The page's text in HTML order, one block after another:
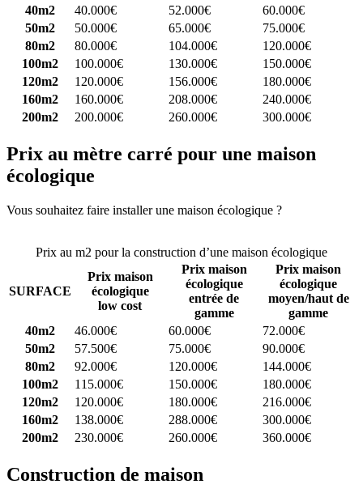
40m2
40.000€ 52.000€
60.000€
50m2
50.000€ 65.000€
75.000€
80m2
80.000€ 104.000€
120.000€
100m2
100.000€ 130.000€
150.000€
120m2
120.000€ 156.000€
180.000€
160m2
160.000€ 208.000€
240.000€
200m2
200.000€ 260.000€ 300.000€
Prix au mètre carré pour une maison
écologique
Vous souhaitez faire installer une maison écologique ?
Prix au m2 pour la construction d’une maison écologique
SURFACE
Prix maison
écologique
low cost
Prix maison
écologique
entrée de
gamme
Prix maison
écologique
moyen/haut de
gamme
40m2
46.000€ 60.000€
72.000€
50m2
57.500€ 75.000€
90.000€
80m2
92.000€ 120.000€
144.000€
100m2
115.000€ 150.000€
180.000€
120m2
120.000€ 180.000€
216.000€
160m2
138.000€ 288.000€
300.000€
200m2
230.000€ 260.000€ 360.000€
Construction de maison